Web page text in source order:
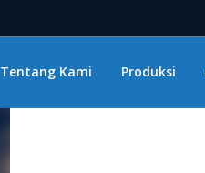
Tentang Kami Produksi